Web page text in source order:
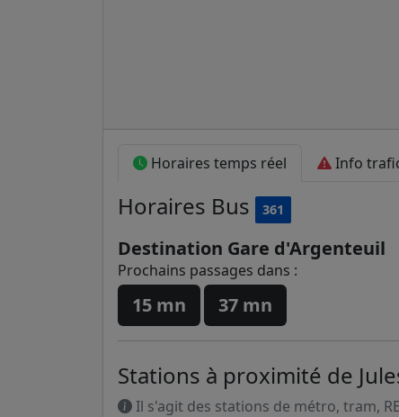
Horaires temps réel Info
Horaires Bus 361
Destination Gare d'Argenteuil
Prochains passages dans :
15 mn 37 mn
Stations à proximité de
Il s'agit des stations de métro, tram,